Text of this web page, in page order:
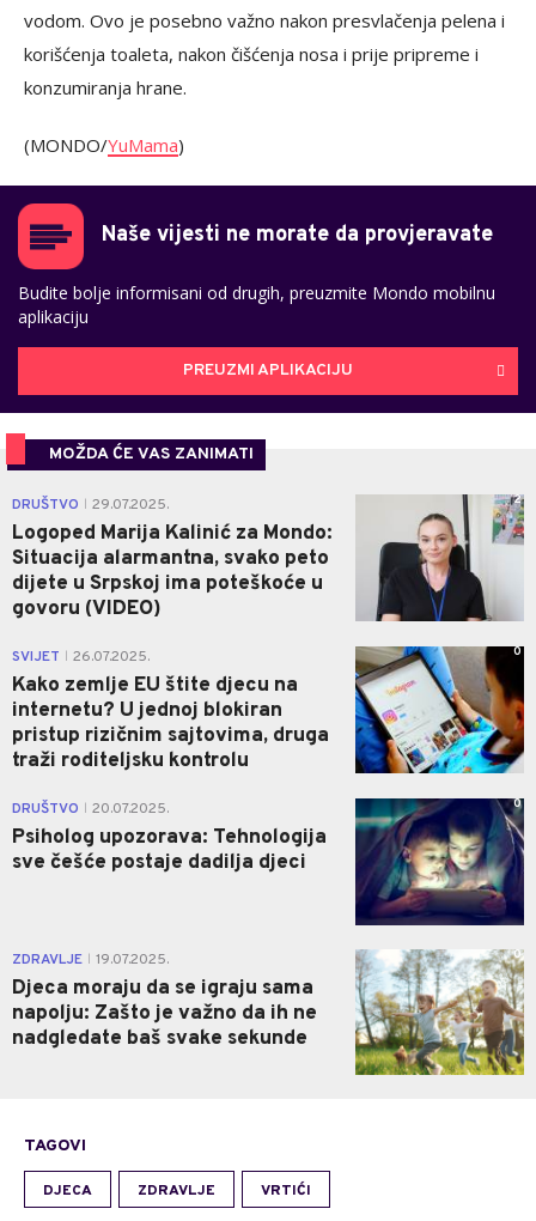
vodom. Ovo je posebno važno nakon presvlačenja pelena i
korišćenja toaleta, nakon čišćenja nosa i prije pripreme i
konzumiranja hrane.
(MONDO/YuMama)
Naše vijesti ne morate da provjeravate
Budite bolje informisani od drugih, preuzmite Mondo mobilnu
aplikaciju
PREUZMI APLIKACIJU
MOŽDA ĆE VAS ZANIMATI
DRUŠTVO 29.07.2025.
Logoped Marija Kalinić za Mondo:
Situacija alarmantna, svako peto
dijete u Srpskoj ima poteškoće u
govoru (VIDEO)
2
SVIJET 26.07.2025.
Kako zemlje EU štite djecu na
internetu? U jednoj blokiran
pristup rizičnim sajtovima, druga
traži roditeljsku kontrolu
0
DRUŠTVO 20.07.2025.
Psiholog upozorava: Tehnologija
sve češće postaje dadilja djeci
0
ZDRAVLJE 19.07.2025.
Djeca moraju da se igraju sama
napolju: Zašto je važno da ih ne
nadgledate baš svake sekunde
0
TAGOVI
DJECA ZDRAVLJE VRTIĆI